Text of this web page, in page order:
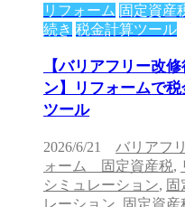
リフォーム 固定資産
続き 税金計算ツール
【バリアフリー改
ン】リフォームで
ツール
2026/6/21 バリアフ
ォーム 固定資産税,
シミュレーション, 固
レーション, 固定資